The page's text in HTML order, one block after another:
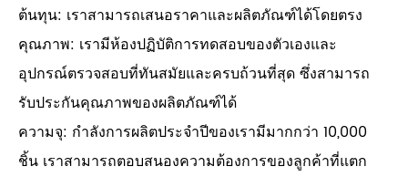
ต้นทุน: เราสามารถเสนอราคาและผลิตภัณฑ์ได้โดยตรง
คุณภาพ: เรามีห้องปฏิบัติการทดสอบของตัวเองและ
อุปกรณ์ตรวจสอบที่ทันสมัยและครบถ้วนที่สุด ซึ่งสามารถ
รับประกันคุณภาพของผลิตภัณฑ์ได้
ความจุ: กำลังการผลิตประจำปีของเรามีมากกว่า 10,000
ชิ้น เราสามารถตอบสนองความต้องการของลูกค้าที่แตก